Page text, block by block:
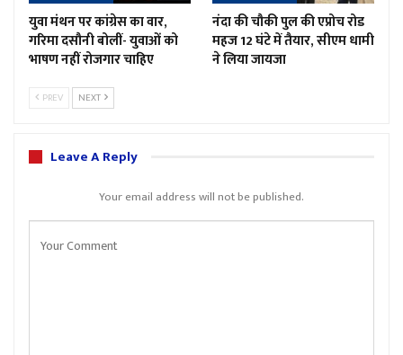
युवा मंथन पर कांग्रेस का वार,
गरिमा दसौनी बोलीं- युवाओं को
भाषण नहीं रोजगार चाहिए
नंदा की चौकी पुल की एप्रोच रोड
महज 12 घंटे में तैयार, सीएम धामी
ने लिया जायजा
PREV NEXT
Leave A Reply
Your email address will not be published.